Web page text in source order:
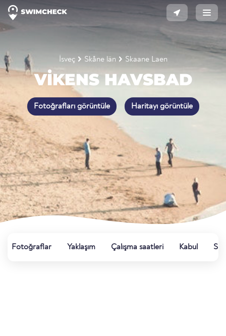
İsveç Skåne län Skaane Laen
VIKENS HAVSBAD
Fotoğrafları görüntüle Haritayı görüntüle
Fotoğraflar Yaklaşım Çalışma saatleri Kabul Su